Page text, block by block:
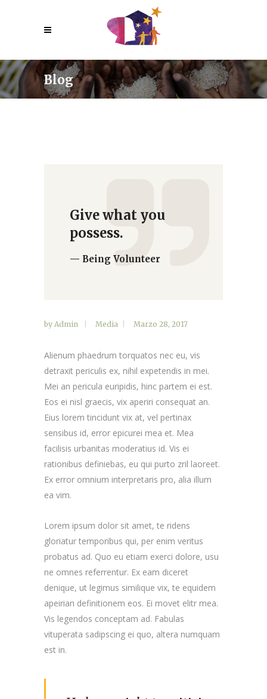
Blog
Give what you
possess.
— Being Volunteer
by Admin Media Marzo 28, 2017
Alienum phaedrum torquatos nec eu, vis
detraxit periculis ex, nihil expetendis in mei.
Mei an pericula euripidis, hinc partem ei est.
Eos ei nisl graecis, vix aperiri consequat an.
Eius lorem tincidunt vix at, vel pertinax
sensibus id, error epicurei mea et. Mea
facilisis urbanitas moderatius id. Vis ei
rationibus definiebas, eu qui purto zril laoreet.
Ex error omnium interpretaris pro, alia illum
ea vim.
Lorem ipsum dolor sit amet, te ridens
gloriatur temporibus qui, per enim veritus
probatus ad. Quo eu etiam exerci dolore, usu
ne omnes referrentur. Ex eam diceret
denique, ut legimus similique vix, te equidem
apeirian definitionem eos. Ei movet elitr mea.
Vis legendos conceptam ad. Fabulas
vituperata sadipscing ei quo, altera numquam
est in.